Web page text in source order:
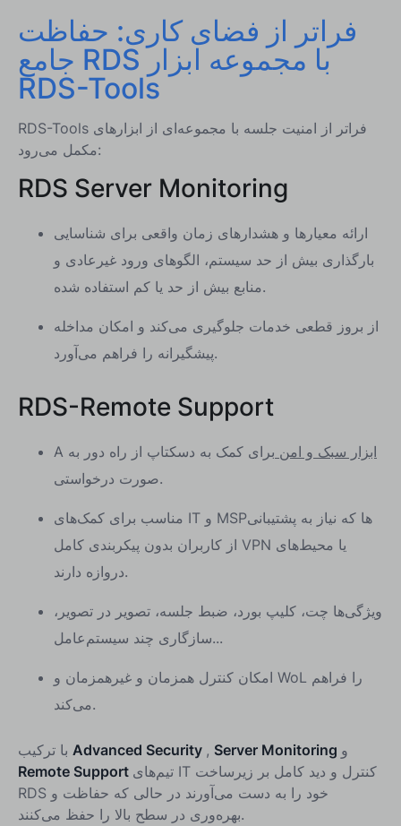
فراتر از فضای کاری: حفاظت
جامع RDS با مجموعه ابزار
RDS-Tools
RDS-Tools فراتر از امنیت جلسه با مجموعه‌ای از ابزارهای
مکمل می‌رود:
RDS Server Monitoring
ارائه معیارها و هشدارهای زمان واقعی برای شناسایی
بارگذاری بیش از حد سیستم، الگوهای ورود غیرعادی و
منابع بیش از حد یا کم استفاده شده.
از بروز قطعی خدمات جلوگیری می‌کند و امکان مداخله
پیشگیرانه را فراهم می‌آورد.
RDS-Remote Support
A ابزار سبک و امن برای کمک به دسکتاپ از راه دور به
صورت درخواستی.
مناسب برای کمک‌های IT و MSPها که نیاز به پشتیبانی
از کاربران بدون پیکربندی کامل VPN یا محیط‌های
دروازه دارند.
ویژگی‌ها چت، کلیپ بورد، ضبط جلسه، تصویر در تصویر،
سازگاری چند سیستم‌عامل...
امکان کنترل همزمان و غیرهمزمان و WoL را فراهم
می‌کند.
Advanced Security , Server Monitoring و
Remote Support تیم‌های IT کنترل و دید کامل بر زیرساخت
RDS خود را به دست می‌آورند در حالی که حفاظت و
بهره‌وری در سطح بالا را حفظ می‌کنند.